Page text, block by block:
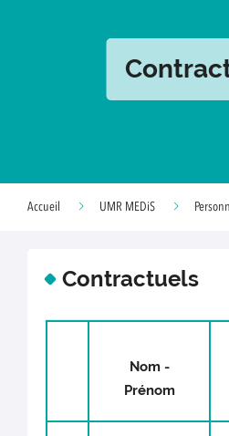
Accueil UMR MEDiS
Contractuels
Nom -
Prénom